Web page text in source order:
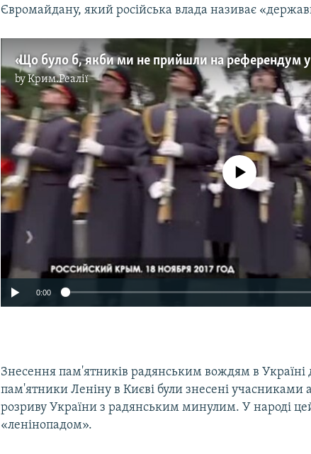
Євромайдану, який російська влада називає
byКрим.Реалії
No media source currently
0:00
Знесення пам'ятників радянським вождям в Україні
пам'ятники Леніну в Києві були знесені учасниками
розриву України з радянським минулим. У народі
«ленінопадом».